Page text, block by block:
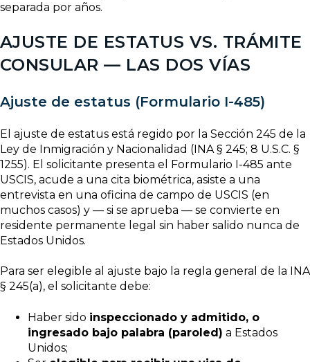
separada por años.
AJUSTE DE ESTATUS VS. TRÁMITE
CONSULAR — LAS DOS VÍAS
Ajuste de estatus (Formulario I-485)
El ajuste de estatus está regido por la Sección 245 de la
Ley de Inmigración y Nacionalidad (INA § 245; 8 U.S.C. §
1255). El solicitante presenta el Formulario I-485 ante
USCIS, acude a una cita biométrica, asiste a una
entrevista en una oficina de campo de USCIS (en
muchos casos) y — si se aprueba — se convierte en
residente permanente legal sin haber salido nunca de
Estados Unidos.
Para ser elegible al ajuste bajo la regla general de la INA
§ 245(a), el solicitante debe:
Haber sido inspeccionado y admitido, o
ingresado bajo palabra (paroled) a Estados
Unidos;